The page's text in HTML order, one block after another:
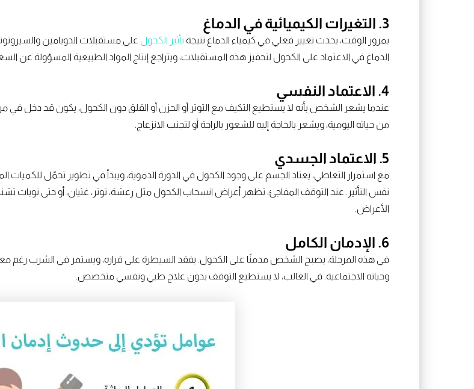
3. التغيرات الكيميائية في الدماغ
بمرور الوقت، يحدث تغيير فعلي في كيمياء الدماغ نتيجة تأثير الكحول على مستقبلات الدوبامين
الدماغ في الاعتماد على الكحول لتحفيز هذه المستقبلات، ويتراجع إنتاج المواد الطبيعية المسؤولة عن
4. الاعتماد النفسي
عندما يشعر الشخص بأنه لا يستطيع التكيف مع التوتر أو الحزن أو القلق دون الكحول، يكون قد دخل في
من حياته اليومية، ويشعر بالحاجة إليه للشعور بالراحة أو لتجنب الانزعاج.
5. الاعتماد الجسدي
مع استمرار التعاطي، يعتاد الجسم على وجود الكحول في الدورة الدموية، ويبدأ في تطوير تحمّل
نفس التأثير. عند التوقف المفاجئ، تظهر أعراض انسحاب الكحول مثل رعشة، توتر، غثيان، أو حتى
الأعراض.
6. الإدمان الكامل
في هذه المرحلة، يصبح الشخص مدمنًا على الكحول. يفقد السيطرة على قراره، ويستمر في الشرب رغم
وحياته الاجتماعية. في الغالب، لا يستطيع التوقف بدون علاج طبي ونفسي متخصص.